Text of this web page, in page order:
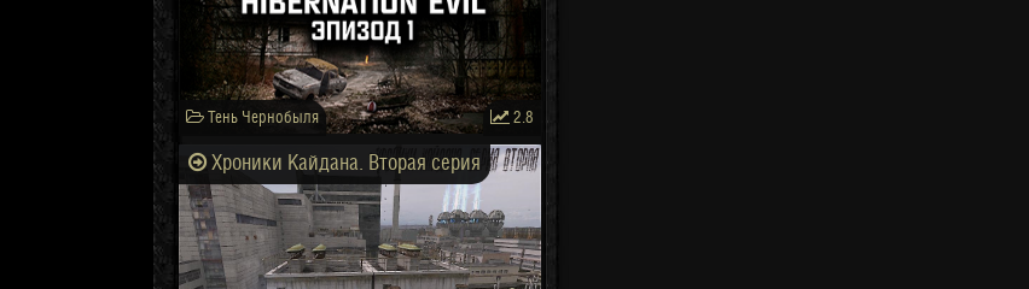
Тень Чернобыля 2.8
Хроники Кайдана. Вторая серия